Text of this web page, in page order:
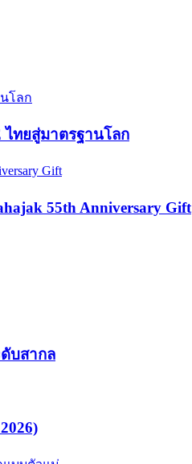
ทยสู่มาตรฐานโลก
55th Anniversary Gift
บสากล